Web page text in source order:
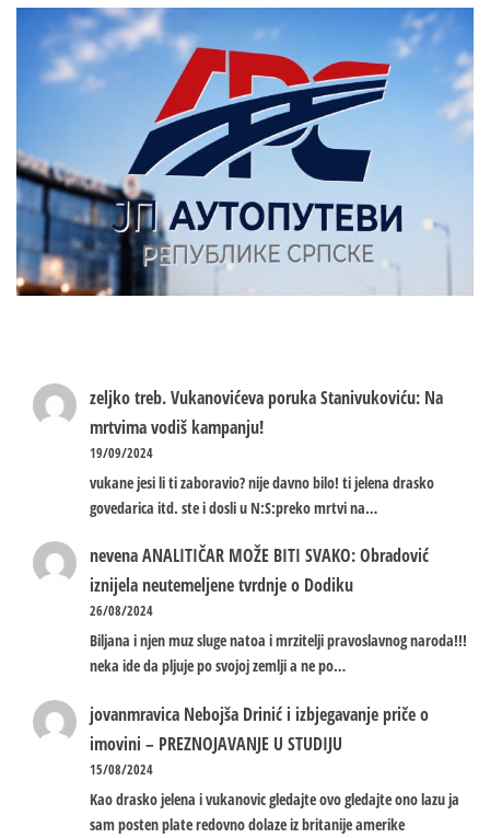
zeljko treb.Vukanovićeva poruka Stanivukoviću: Na
mrtvima vodiš kampanju!
19/09/2024
vukane jesi li ti zaboravio? nije davno bilo! ti jelena drasko
govedarica itd. ste i dosli u N:S:preko mrtvi na…
nevenaANALITIČAR MOŽE BITI SVAKO: Obradović
iznijela neutemeljene tvrdnje o Dodiku
26/08/2024
Biljana i njen muz sluge natoa i mrzitelji pravoslavnog naroda!!!
neka ide da pljuje po svojoj zemlji a ne po…
jovanmravica Nebojša Drinić i izbjegavanje priče o
imovini – PREZNOJAVANJE U STUDIJU
15/08/2024
Kao drasko jelena i vukanovic gledajte ovo gledajte ono lazu ja
sam posten plate redovno dolaze iz britanije amerike